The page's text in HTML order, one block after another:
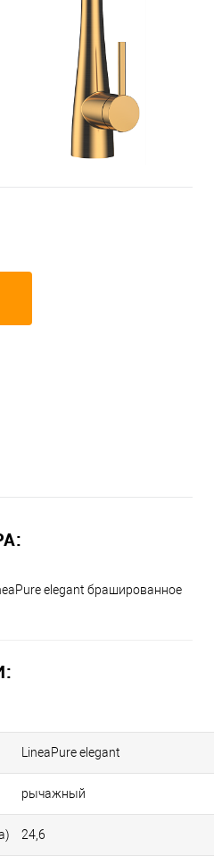
elegant брашированное
LineaPure elegant
рычажный
24,6